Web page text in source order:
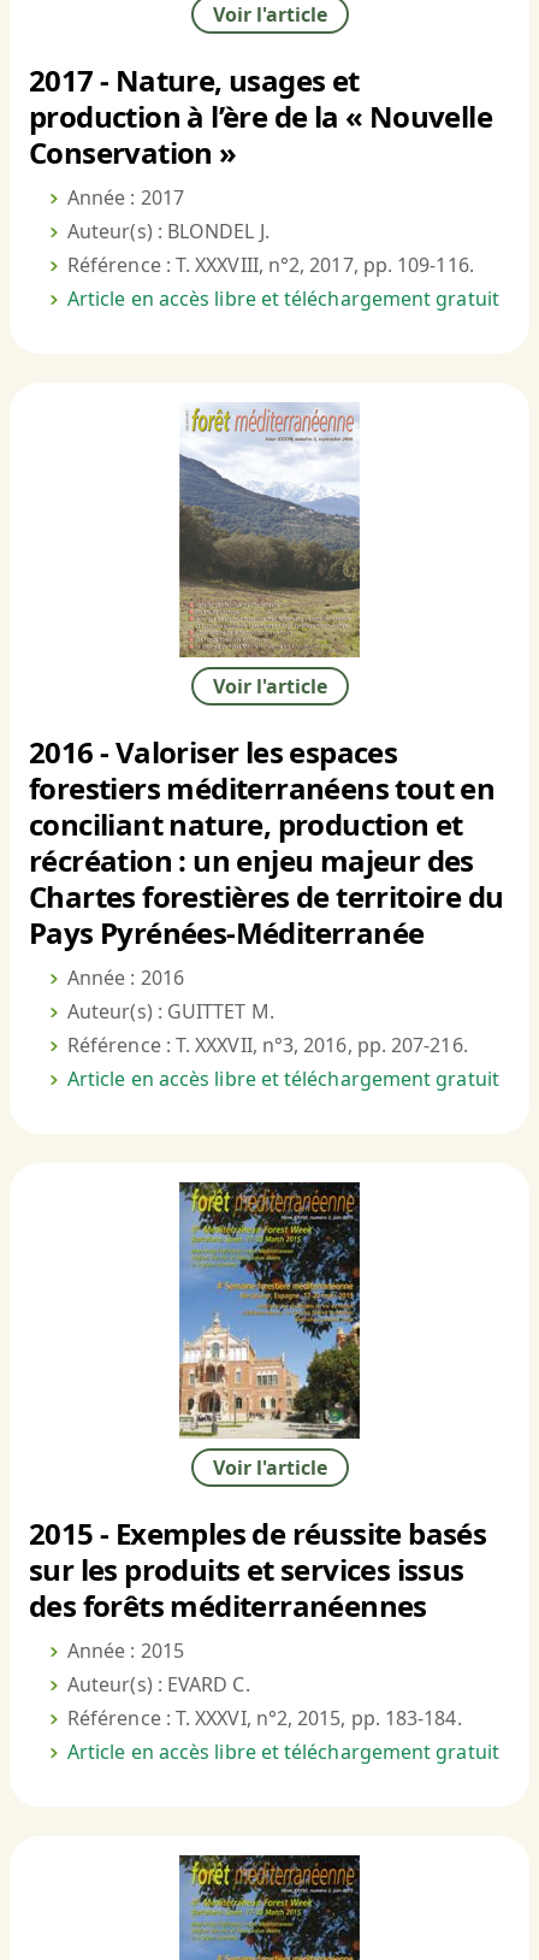
Voir l'article
2017 - Nature, usages et
production à l’ère de la « Nouvelle
Conservation »
Année : 2017
Auteur(s) : BLONDEL J.
Référence : T. XXXVIII, n°2, 2017, pp. 109-116.
Article en accès libre et téléchargement gratuit
Voir l'article
2016 - Valoriser les espaces
forestiers méditerranéens tout en
conciliant nature, production et
récréation : un enjeu majeur des
Chartes forestières de territoire du
Pays Pyrénées-Méditerranée
Année : 2016
Auteur(s) : GUITTET M.
Référence : T. XXXVII, n°3, 2016, pp. 207-216.
Article en accès libre et téléchargement gratuit
Voir l'article
2015 - Exemples de réussite basés
sur les produits et services issus
des forêts méditerranéennes
Année : 2015
Auteur(s) : EVARD C.
Référence : T. XXXVI, n°2, 2015, pp. 183-184.
Article en accès libre et téléchargement gratuit